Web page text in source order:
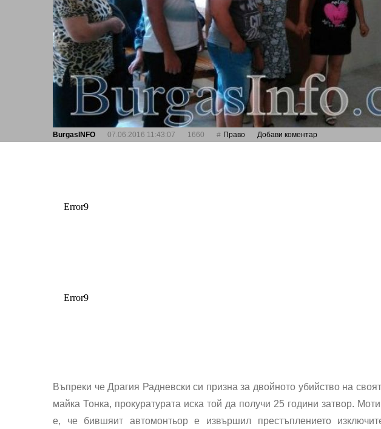
BurgasINFO 07.06.2016 11:43:07 1660 Право Добави коментар
Въпреки че Драгия Радневски си призна за двойното убийство на
майка Тонка, прокуратурата иска той да получи 25 години затвор.
е, че бившяит автомонтьор е извършил престъплението